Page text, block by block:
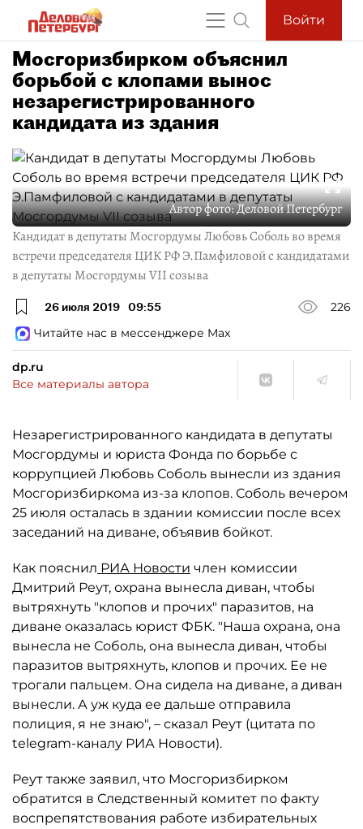
Войти
Мосгоризбирком объяснил
борьбой с клопами вынос
незарегистрированного
кандидата из здания
Автор фото:Деловой Петербург
Кандидат в депутаты Мосгордумы Любовь Соболь во время
встречи председателя ЦИК РФ Э.Памфиловой с кандидатами
в депутаты Мосгордумы VII созыва
26 июля 2019 09:55
226
Читайте нас в мессенджере Max
dp.ru
Все материалы автора
Незарегистрированного кандидата в депутаты
Мосгордумы и юриста Фонда по борьбе с
коррупцией Любовь Соболь вынесли из здания
Мосгоризбиркома из-за клопов. Соболь вечером
25 июля осталась в здании комиссии после всех
заседаний на диване, объявив бойкот.
Как пояснил РИА Новости член комиссии
Дмитрий Реут, охрана вынесла диван, чтобы
вытряхнуть "клопов и прочих" паразитов, на
диване оказалась юрист ФБК. "Наша охрана, она
вынесла не Соболь, она вынесла диван, чтобы
паразитов вытряхнуть, клопов и прочих. Ее не
трогали пальцем. Она сидела на диване, а диван
вынесли. А уж куда ее дальше отправила
полиция, я не знаю", – сказал Реут (цитата по
telegram-каналу РИА Новости).
Реут также заявил, что Мосгоризбирком
обратится в Следственный комитет по факту
воспрепятствования работе избирательных